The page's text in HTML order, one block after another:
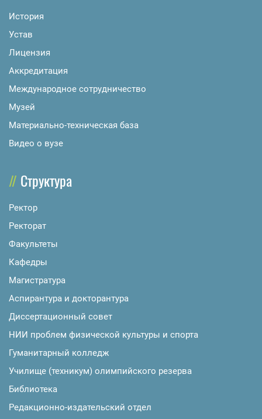
История
Устав
Лицензия
Аккредитация
Международное сотрудничество
Музей
Материально-техническая база
Видео о вузе
Структура
Ректор
Ректорат
Факультеты
Кафедры
Магистратура
Аспирантура и докторантура
Диссертационный совет
НИИ проблем физической культуры и спорта
Гуманитарный колледж
Училище (техникум) олимпийского резерва
Библиотека
Редакционно-издательский отдел